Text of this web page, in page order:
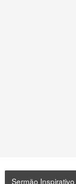
Sermão Inspirativo